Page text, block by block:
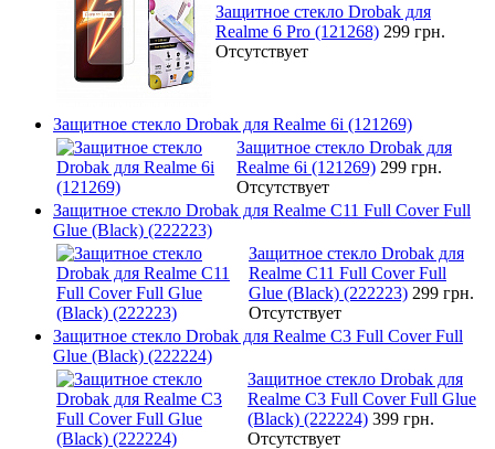
Защитное стекло Drobak для
Realme 6 Pro (121268) 299 грн.
Отсутствует
Защитное стекло Drobak для Realme 6i (121269)
Защитное стекло Drobak для
Realme 6i (121269) 299 грн.
Отсутствует
Защитное стекло Drobak для Realme C11 Full Cover Full
Glue (Black) (222223)
Защитное стекло Drobak для
Realme C11 Full Cover Full
Glue (Black) (222223) 299 грн.
Отсутствует
Защитное стекло Drobak для Realme C3 Full Cover Full
Glue (Black) (222224)
Защитное стекло Drobak для
Realme C3 Full Cover Full Glue
(Black) (222224) 399 грн.
Отсутствует